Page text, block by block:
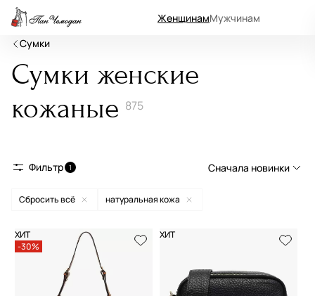
ЖенщинамМужчинам
Сумки
Сумки женские
кожаные 875
Фильтр 1 Сначала новинки
Сначала новинки
По убыванию цены
Сбросить всё натуральная кожа
ХИТ
-30%
ХИТ